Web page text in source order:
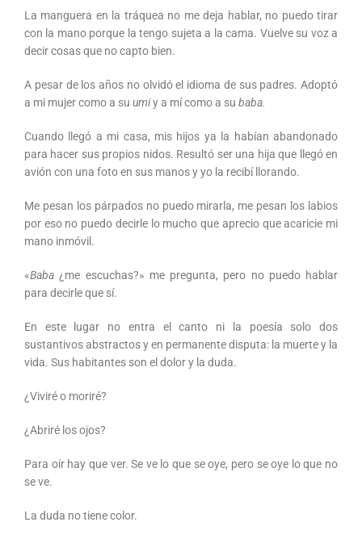
La manguera en la tráquea no me deja hablar, no puedo tirar
con la mano porque la tengo sujeta a la cama. Vuelve su voz a
decir cosas que no capto bien.
A pesar de los años no olvidó el idioma de sus padres. Adoptó
a mi mujer como a su umiy a mí como a su baba.
Cuando llegó a mi casa, mis hijos ya la habían abandonado
para hacer sus propios nidos. Resultó ser una hija que llegó en
avión con una foto en sus manos y yo la recibí llorando.
Me pesan los párpados no puedo mirarla, me pesan los labios
por eso no puedo decirle lo mucho que aprecio que acaricie mi
mano inmóvil.
«Baba ¿me escuchas?» me pregunta, pero no puedo hablar
para decirle que sí.
En este lugar no entra el canto ni la poesía solo dos
sustantivos abstractos y en permanente disputa: la muerte y la
vida. Sus habitantes son el dolor y la duda.
¿Viviré o moriré?
¿Abriré los ojos?
Para oír hay que ver. Se ve lo que se oye, pero se oye lo que no
se ve.
La duda no tiene color.